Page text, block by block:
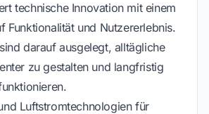
technische Innovation mit einem
Funktionalität und Nutzererlebnis.
darauf ausgelegt, alltägliche
zu gestalten und langfristig
Luftstromtechnologien für